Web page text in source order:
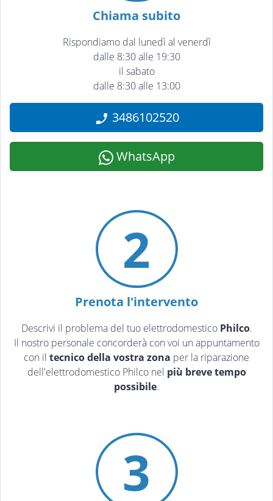
Chiama subito
Rispondiamo dal lunedì al venerdì
dalle 8:30 alle 19:30
il sabato
dalle 8:30 alle 13:00
3486102520
WhatsApp
2
Prenota l'intervento
Descrivi il problema del tuo elettrodomestico Philco.
Il nostro personale concorderà con voi un appuntamento
con il tecnico della vostra zona per la riparazione
dell'elettrodomestico Philco nel più breve tempo
possibile.
3